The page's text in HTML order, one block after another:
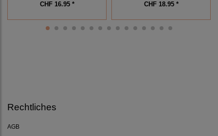
CHF 16.95 * CHF 18.95 *
Rechtliches
AGB